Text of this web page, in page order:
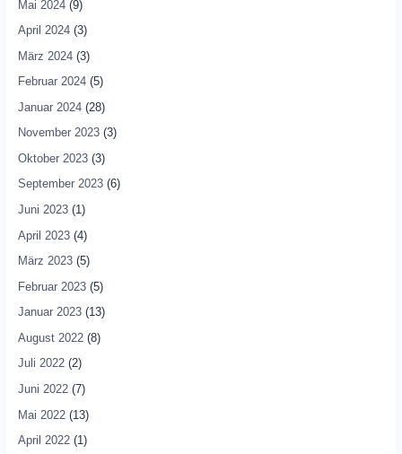
Mai 2024(9)
April 2024(3)
März 2024(3)
Februar 2024(5)
Januar 2024(28)
November 2023(3)
Oktober 2023(3)
September 2023(6)
Juni 2023(1)
April 2023(4)
März 2023(5)
Februar 2023(5)
Januar 2023(13)
August 2022(8)
Juli 2022(2)
Juni 2022(7)
Mai 2022(13)
April 2022(1)